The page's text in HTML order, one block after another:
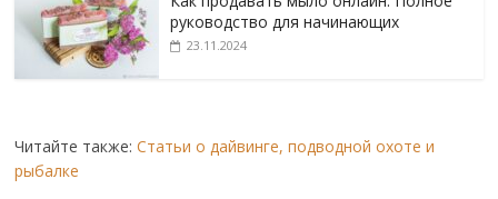
руководство для начинающих
23.11.2024
Читайте также:Статьи о дайвинге, подводной охоте и
рыбалке